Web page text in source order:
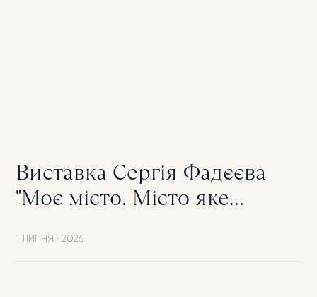
Виставка Сергія Фадєєва
"Моє місто. Місто яке
1 ЛИПНЯ · 2026